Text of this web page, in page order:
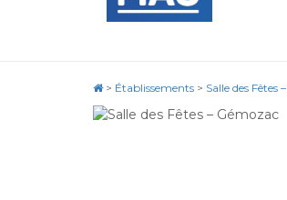
> Établissements > Salle des Fêtes